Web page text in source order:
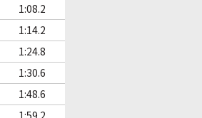
1:08.2
1:14.2
1:24.8
1:30.6
1:48.6
1:59.2